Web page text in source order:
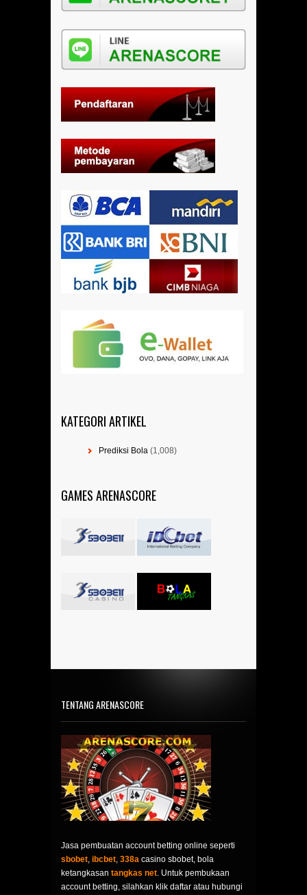
KATEGORI ARTIKEL
Prediksi Bola (1,008)
GAMES ARENASCORE
TENTANG ARENASCORE
Jasa pembuatan account betting online seperti
sbobet, ibcbet, 338a casino sbobet, bola
ketangkasan tangkas net. Untuk pembukaan
account betting, silahkan klik daftar atau hubungi